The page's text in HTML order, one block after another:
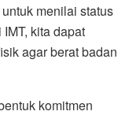
menilai status
kita dapat
agar berat badan
komitmen